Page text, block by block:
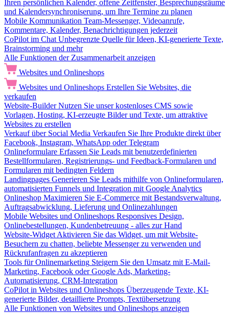
Ihren persönlichen Kalender, offene Zeitfenster, Besprechungsräume
und Kalendersynchroniserung, um Ihre Termine zu planen
Mobile Kommunikation Team-Messenger, Videoanrufe,
Kommentare, Kalender, Benachrichtigungen jederzeit
CoPilot im Chat Unbegrenzte Quelle für Ideen, KI-generierte Texte,
Brainstorming und mehr
Alle Funktionen der Zusammenarbeit anzeigen
Websites und Onlineshops
Websites und Onlineshops Erstellen Sie Websites, die
verkaufen
Website-Builder Nutzen Sie unser kostenloses CMS sowie
Vorlagen, Hosting, KI-erzeugte Bilder und Texte, um attraktive
Websites zu erstellen
Verkauf über Social Media Verkaufen Sie Ihre Produkte direkt über
Facebook, Instagram, WhatsApp oder Telegram
Onlineformulare Erfassen Sie Leads mit benutzerdefinierten
Bestellformularen, Registrierungs- und Feedback-Formularen und
Formularen mit bedingten Feldern
Landingpages Generieren Sie Leads mithilfe von Onlineformularen,
automatisierten Funnels und Integration mit Google Analytics
Onlineshop Maximieren Sie E-Commerce mit Bestandsverwaltung,
Auftragsabwicklung, Lieferung und Onlinezahlungen
Mobile Websites und Onlineshops Responsives Design,
Onlinebestellungen, Kundenbetreuung - alles zur Hand
Website-Widget Aktivieren Sie das Widget, um mit Website-
Besuchern zu chatten, beliebte Messenger zu verwenden und
Rückrufanfragen zu akzeptieren
Tools für Onlinemarketing Steigern Sie den Umsatz mit E-Mail-
Marketing, Facebook oder Google Ads, Marketing-
Automatisierung, CRM-Integration
CoPilot in Websites und Onlineshops Überzeugende Texte, KI-
generierte Bilder, detaillierte Prompts, Textübersetzung
Alle Funktionen von Websites und Onlineshops anzeigen